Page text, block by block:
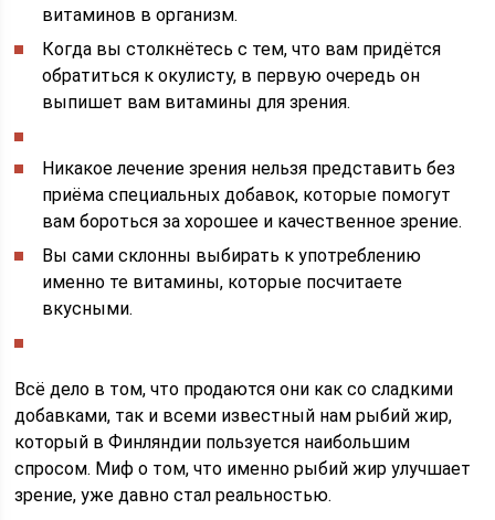
витаминов в организм.
Когда вы столкнётесь с тем, что вам придётся
обратиться к окулисту, в первую очередь он
выпишет вам витамины для зрения.
Никакое лечение зрения нельзя представить без
приёма специальных добавок, которые помогут
вам бороться за хорошее и качественное зрение.
Вы сами склонны выбирать к употреблению
именно те витамины, которые посчитаете
вкусными.
Всё дело в том, что продаются они как со сладкими
добавками, так и всеми известный нам рыбий жир,
который в Финляндии пользуется наибольшим
спросом. Миф о том, что именно рыбий жир улучшает
зрение, уже давно стал реальностью.